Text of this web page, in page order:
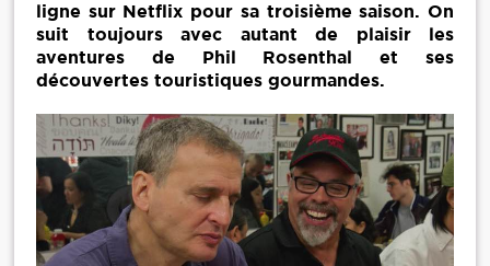
ligne sur Netflix pour sa troisième saison. On
suit toujours avec autant de plaisir les
aventures de Phil Rosenthal et ses
découvertes touristiques gourmandes.